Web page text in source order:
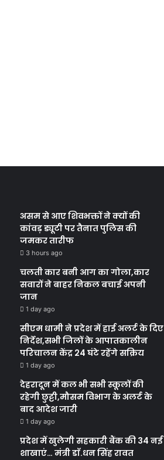
असम से आए शिवभक्तों ने क्यों की
कांवड़ ड्यूटी पर तैनात पुलिस की
जमकर तारीफ
3 hours ago
चलती कार बनी आग का गोला,कार
सवारों ने बाहर निकल बचाई अपनी
जान
1 day ago
सीएम धामी ने प्रदेश में हाई अलर्ट के दिए
निर्देश,सभी जिलों के आपातकालीन
परिचालन केंद्र 24 घंटे रहेंगे सक्रिय
1 day ago
देहरादून में कल भी सभी स्कूलों की
रहेगी छुट्टी,मौसम विभाग के अलर्ट के
बाद आदेश जारी
1 day ago
प्रदेश में खुलेगी सहकारी बैंक की 34 नई
शाखाएं… मंत्री डाॅ.धन सिंह रावत